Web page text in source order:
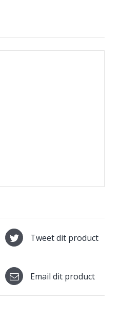
Tweet dit product
Email dit product